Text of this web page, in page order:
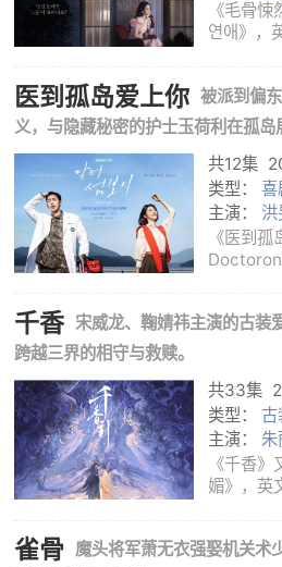
《毛骨
연애》，
集由李敏
斌、梁世
尖企业继承
医到孤岛爱上你 被派到偏
义，与隐藏秘密的护士玉荷利在孤岛
共12集
类型： 喜
主演： 洪
旭 辛叡恩
《医到
工作，遇
千香 宋威龙、鞠婧祎主演的古装
跨越三界的相守与救赎。
共33集
类型： 古
主演： 朱
祎 宋威龙
《千香
媚》，英
郎小说《
雀骨 魔头将军萧无衣强娶机关术